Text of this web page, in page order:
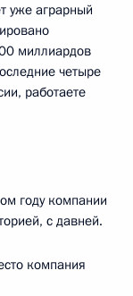
уже аграрный
миллиардов
четыре
работаете
году компании
с давней.
компания